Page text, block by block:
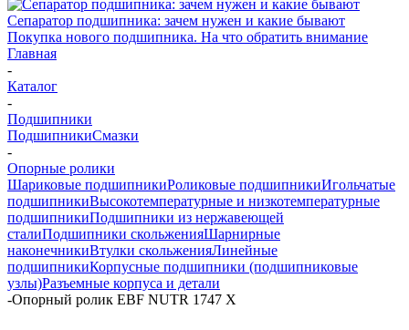
Сепаратор подшипника: зачем нужен и какие бывают
Покупка нового подшипника. На что обратить внимание
Главная
-
Каталог
-
Подшипники
ПодшипникиСмазки
-
Опорные ролики
Шариковые подшипникиРоликовые подшипникиИгольчатые
подшипникиВысокотемпературные и низкотемпературные
подшипникиПодшипники из нержавеющей
сталиПодшипники скольженияШарнирные
наконечникиВтулки скольженияЛинейные
подшипникиКорпусные подшипники (подшипниковые
узлы)Разъемные корпуса и детали
-Опорный ролик EBF NUTR 1747 X